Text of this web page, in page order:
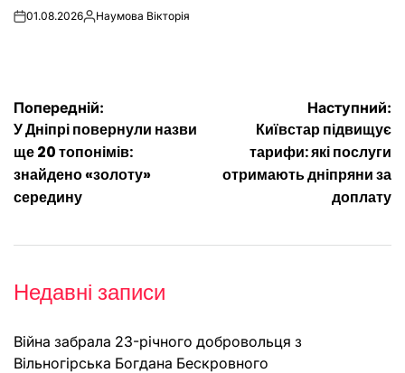
on01.08.2026Опубліковано
Наумова Вікторія
Навігація
записів
Попередній:
У Дніпрі повернули назви
ще 20 топонімів:
знайдено «золоту»
середину
Наступний:
Київстар підвищує
тарифи: які послуги
отримають дніпряни за
доплату
Недавні записи
Війна забрала 23-річного добровольця з
Вільногірська Богдана Бескровного